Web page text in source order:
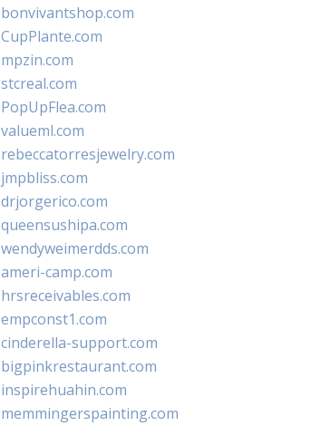
bonvivantshop.com
CupPlante.com
mpzin.com
stcreal.com
PopUpFlea.com
valueml.com
rebeccatorresjewelry.com
jmpbliss.com
drjorgerico.com
queensushipa.com
wendyweimerdds.com
ameri-camp.com
hrsreceivables.com
empconst1.com
cinderella-support.com
bigpinkrestaurant.com
inspirehuahin.com
memmingerspainting.com